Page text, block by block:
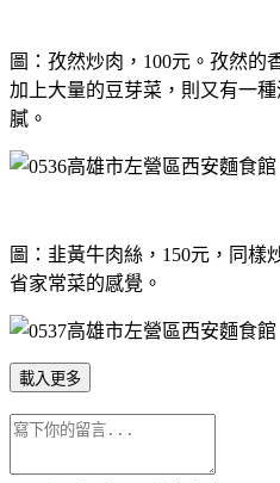
圖：孜然炒肉，100元。孜然的
加上大量的豆芽菜，則又有一
膩。
圖：韭黃牛肉絲，150元，同樣
省家常菜的感覺。
載入更多